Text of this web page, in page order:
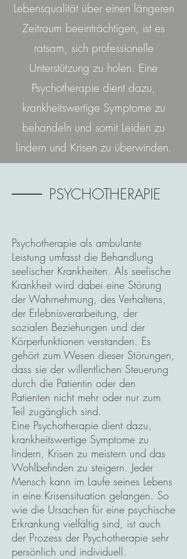
Lebensqualität über einen längeren
Zeitraum beeinträchtigen, ist es
ratsam, sich professionelle
Unterstützung zu holen. Eine
Psychotherapie dient dazu,
krankheitswertige Symptome zu
behandeln und somit Leiden zu
lindern und Krisen zu überwinden.
PSYCHOTHERAPIE
Psychotherapie als ambulante
Leistung umfasst die Behandlung
seelischer Krankheiten. Als seelische
Krankheit wird dabei eine Störung
der Wahrnehmung, des Verhaltens,
der Erlebnisverarbeitung, der
sozialen Beziehungen und der
Körperfunktionen verstanden. Es
gehört zum Wesen dieser Störungen,
dass sie der willentlichen Steuerung
durch die Patientin oder den
Patienten nicht mehr oder nur zum
Teil zugänglich sind.
Eine Psychotherapie dient dazu,
krankheitswertige Symptome zu
lindern, Krisen zu meistern und das
Wohlbefinden zu steigern. Jeder
Mensch kann im Laufe seines Lebens
in eine Krisensituation gelangen. So
wie die Ursachen für eine psychische
Erkrankung vielfältig sind, ist auch
der Prozess der Psychotherapie sehr
persönlich und individuell.